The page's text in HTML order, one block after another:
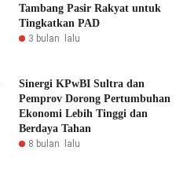
Tambang Pasir Rakyat untuk
Tingkatkan PAD
3 bulan lalu
Sinergi KPwBI Sultra dan
Pemprov Dorong Pertumbuhan
Ekonomi Lebih Tinggi dan
Berdaya Tahan
8 bulan lalu